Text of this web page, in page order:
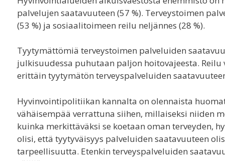
palvelujen saatavuuteen (57 %). Terveystoimen
(53 %) ja sosiaalitoimeen reilu neljännes (28 %).
Tyytymättömiä terveystoimen palveluiden
julkisuudessa puhutaan paljon hoitovajeesta.
erittäin tyytymätön terveyspalveluiden
Hyvinvointipolitiikan kannalta on olennaista
vähäisempää verrattuna siihen, millaiseksi niiden
kuinka merkittäväksi se koetaan oman terveyden,
olisi, että tyytyväisyys palveluiden saatavuuteen
tarpeellisuutta. Etenkin terveyspalveluiden